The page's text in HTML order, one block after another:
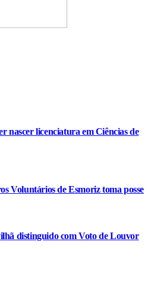
nascer licenciatura em Ciências de
Voluntários de Esmoriz toma posse
distinguido com Voto de Louvor